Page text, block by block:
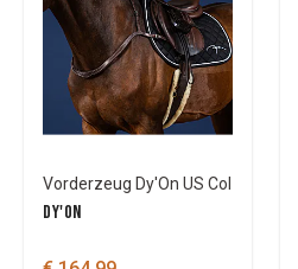
Vorderzeug Dy'On US Col
DY'ON